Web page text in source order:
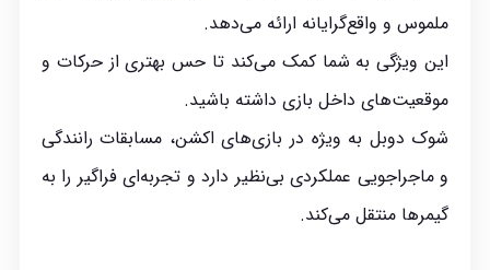
ملموس و واقع‌گرایانه ارائه می‌دهد.
این ویژگی به شما کمک می‌کند تا حس بهتری از حرکات و
موقعیت‌های داخل بازی داشته باشید.
شوک دوبل به ویژه در بازی‌های اکشن، مسابقات رانندگی
و ماجراجویی عملکردی بی‌نظیر دارد و تجربه‌ای فراگیر را به
گیمرها منتقل می‌کند.